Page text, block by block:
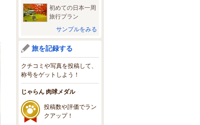
初めての日本一周
旅行プラン
サンプルをみる
旅を記録する
クチコミや写真を投稿して、
称号をゲットしよう！
じゃらん 肉球メダル
投稿数や評価でラン
クアップ！